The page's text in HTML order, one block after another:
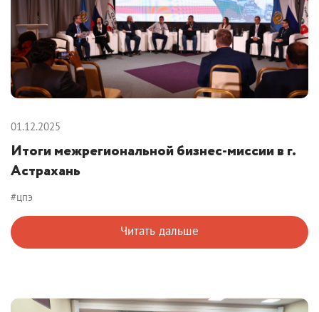
01.12.2025
Итоги межрегиональной бизнес-миссии в г.
Астрахань
#цпэ
Читать дальше